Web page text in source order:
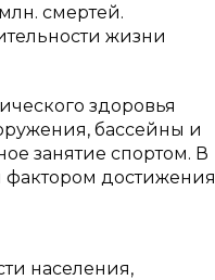
смертей.
жизни
здоровья
бассейны и
занятие спортом. В
фактором достижения
населения,